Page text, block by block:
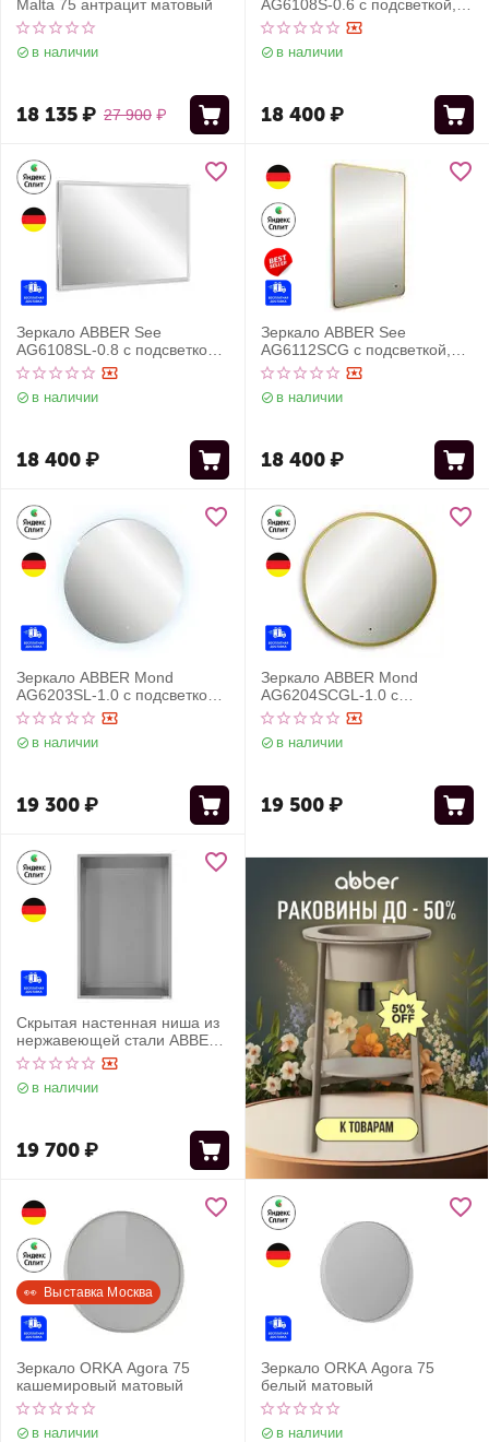
Malta 75 антрацит матовый
в наличии
27 900 ₽
18 135₽
AG6108S-0.6 с подсветкой,
сенсорный выключатель,
диммер
в наличии
18 400₽
Зеркало ABBER See
AG6108SL-0.8 с подсветкой,
сенсорный выключатель,
диммер
в наличии
18 400₽
Зеркало ABBER See
AG6112SCG с подсветкой,
бесконтактный выключатель,
диммер, золото
в наличии
18 400₽
Зеркало ABBER Mond
AG6203SL-1.0 с подсветкой,
сенсорный выключатель,
диммер
в наличии
19 300₽
Зеркало ABBER Mond
AG6204SCGL-1.0 с
подсветкой, бесконтактный
выключатель, диммер,
золото
в наличии
19 500₽
Скрытая настенная ниша из
нержавеющей стали ABBER
Nischen AN3001BST, сталь
брашированная
в наличии
19 700₽
👀  Выставка Москва
Зеркало ORKA Agora 75
кашемировый матовый
в наличии
Зеркало ORKA Agora 75
белый матовый
в наличии